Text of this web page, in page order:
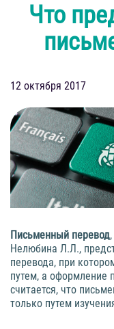
Что
12 октября 2017
Письменный перевод
Нелюбина Л.Л.,
перевода, при
путем, а оформление
считается, что
только путем